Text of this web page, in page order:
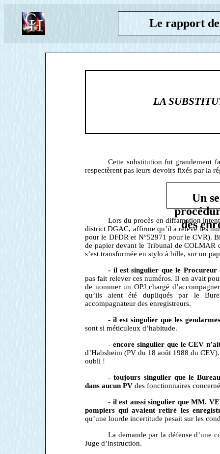
Le rapport
LA
Cette substitution fut grandement
respectèrent pas leurs devoirs fixés par la
Un
des
Lors du procès en diffamation
district DGAC, affirme qu’il a relevé les
pour le DFDR et N°52971 pour le CVR).
de papier devant le Tribunal de COLMAR
s’est transformée en stylo à bille, sur un
- il est singulier que le Procureur
pas fait relever ces numéros. Il en avait
de nommer un OPJ chargé
qu’ils aient été dupliqués par le
accompagnateur des enregistreurs.
- il est singulier que les
sont si méticuleux d’habitude.
-encore singulier que le CEV
d’Habsheim (PV du 18 août 1988 du
oubli !
- toujours singulier que le
dans aucun PV des fonctionnaires
- il est aussi singulier que MM.
pompiers qui avaient retiré les
qu’une lourde incertitude pesait sur les
La demande par la défense d’une
Juge d’instruction.